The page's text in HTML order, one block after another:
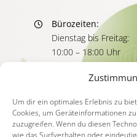
Um dir ein optimales Erlebnis zu
Cookies, um Geräteinformationen
zuzugreifen. Wenn du diesen
wie das Surfverhalten oder
Bürozeiten:
Dienstag bis Freitag:
10:00 – 18:00 Uhr
Sprechzeiten:
11:00 – 13:00 Uhr
15:00 – 17:00 Uhr